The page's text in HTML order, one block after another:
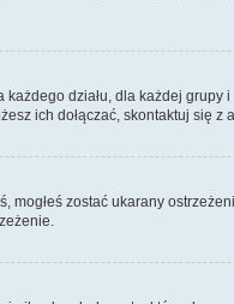
działu, dla każdej
ich dołączać, skontaktuj się z
mogłeś zostać ukarany